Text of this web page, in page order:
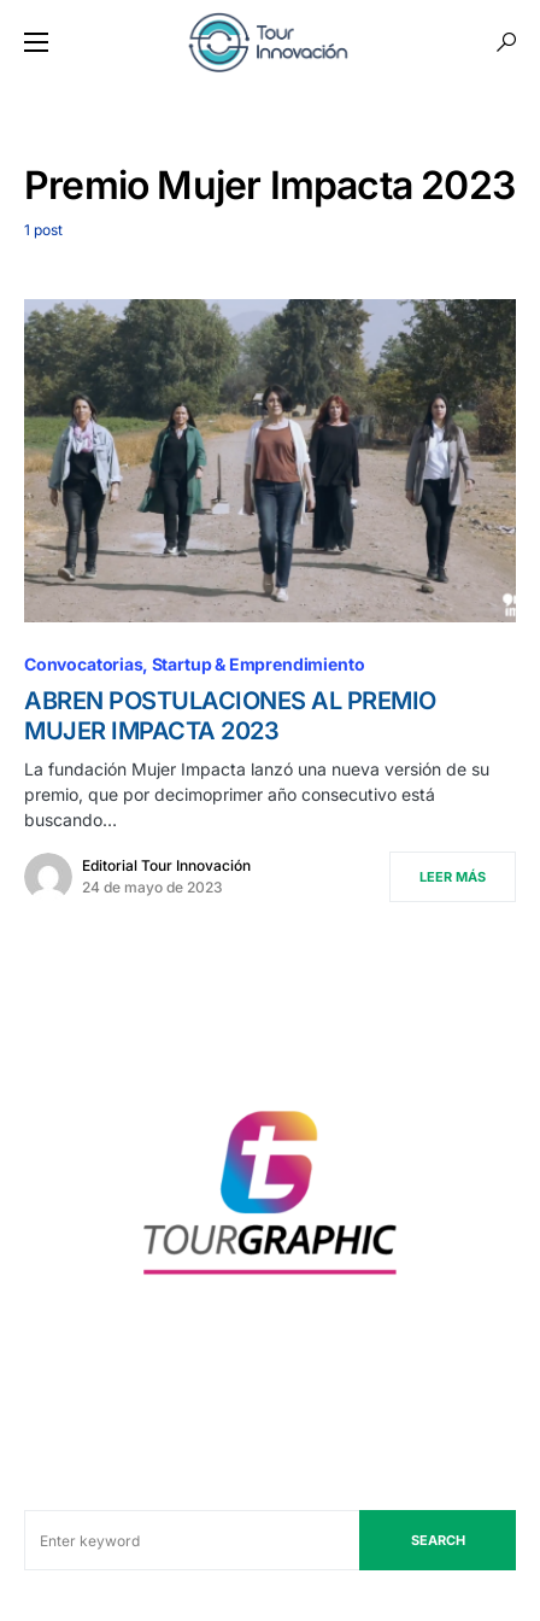
Premio Mujer Impacta 2023
1 post
Convocatorias Startup & Emprendimiento
ABREN POSTULACIONES AL PREMIO
MUJER IMPACTA 2023
La fundación Mujer Impacta lanzó una nueva versión de su
premio, que por decimoprimer año consecutivo está
buscando…
Editorial Tour Innovación
24 de mayo de 2023
LEER MÁS
SEARCH